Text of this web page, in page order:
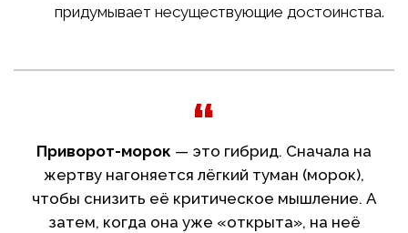
придумывает несуществующие достоинства.
Приворот-морок — это гибрид. Сначала на
жертву нагоняется лёгкий туман (морок),
чтобы снизить её критическое мышление. А
затем, когда она уже «открыта», на неё